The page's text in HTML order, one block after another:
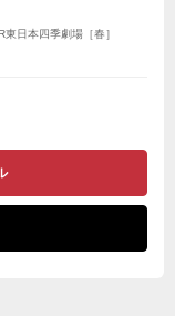
日本四季劇場［春］